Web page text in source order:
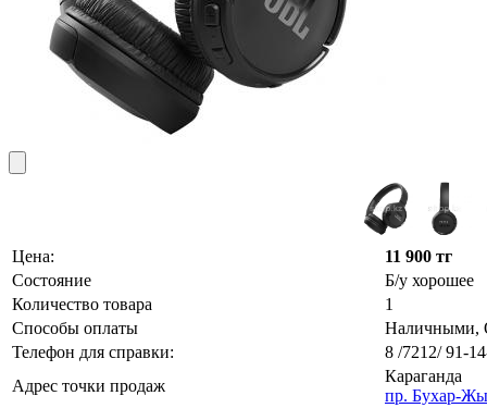
Цена:
11 900 тг
Состояние
Б/у хорошее
Количество товара
1
Способы оплаты
Наличными,
Телефон для справки:
8 /7212/ 91-
Адрес точки продаж
Караганда
пр. Бухар-